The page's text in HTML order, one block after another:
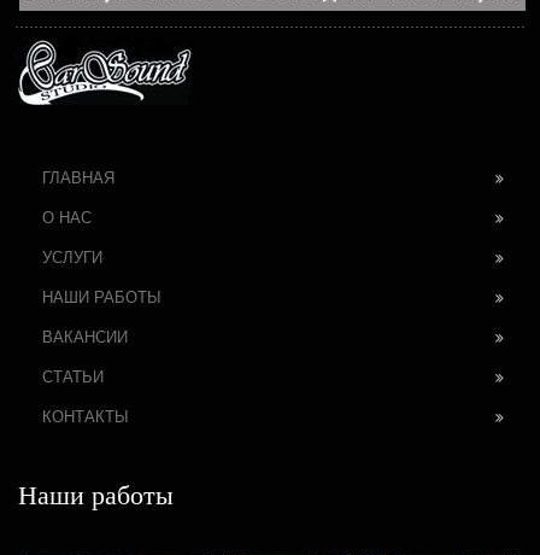
ГЛАВНАЯ
О НАС
УСЛУГИ
НАШИ РАБОТЫ
ВАКАНСИИ
СТАТЬИ
КОНТАКТЫ
Наши работы